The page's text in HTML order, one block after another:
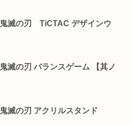
鬼滅の刃 TiCTAC デザインウ
鬼滅の刃 バランスゲーム 【其ノ
鬼滅の刃 アクリルスタンド